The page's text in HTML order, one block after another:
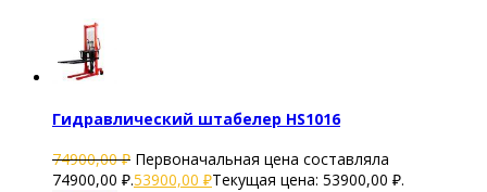
Гидравлический штабелер HS1016
74900,00₽ Первоначальная цена составляла
74900,00 ₽.53900,00 ₽Текущая цена: 53900,00 ₽.